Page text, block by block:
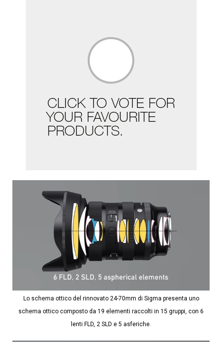
Lo schema ottico del rinnovato 24-70mm di Sigma presenta uno
schema ottico composto da 19 elementi raccolti in 15 gruppi, con 6
lenti FLD, 2 SLD e 5 asferiche.